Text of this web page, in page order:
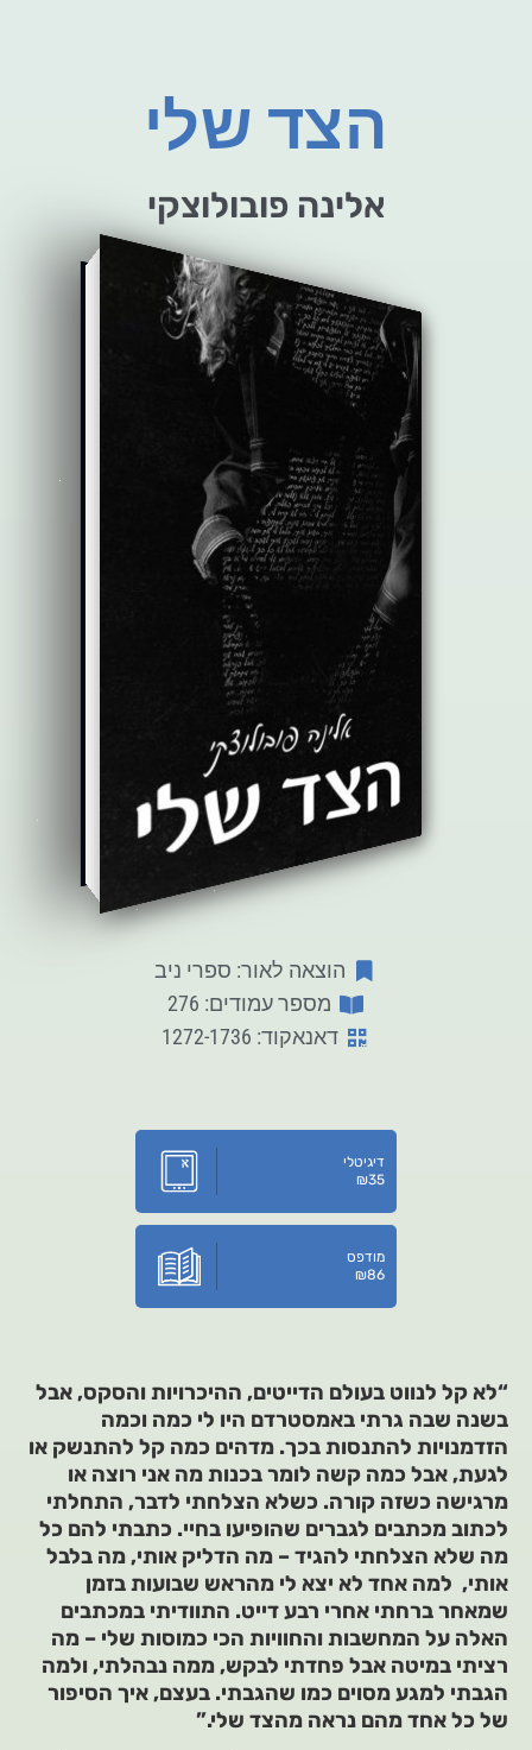
הצד שלי
אלינה פובולוצקי
הוצאה לאור: ספרי ניב
מספר עמודים: 276
דאנאקוד: 1272-1736
דיגיטלי
₪35
מודפס
₪86
“לא קל לנווט בעולם הדייטים, ההיכרויות והסקס, אבל
בשנה שבה גרתי באמסטרדם היו לי כמה וכמה
הזדמנויות להתנסות בכך. מדהים כמה קל להתנשק או
לגעת, אבל כמה קשה לומר בכנות מה אני רוצה או
מרגישה כשזה קורה. כשלא הצלחתי לדבר, התחלתי
לכתוב מכתבים לגברים שהופיעו בחיי. כתבתי להם כל
מה שלא הצלחתי להגיד – מה הדליק אותי, מה בלבל
אותי, למה אחד לא יצא לי מהראש שבועות בזמן
שמאחר ברחתי אחרי רבע דייט. התוודיתי במכתבים
האלה על המחשבות והחוויות הכי כמוסות שלי – מה
רציתי במיטה אבל פחדתי לבקש, ממה נבהלתי, ולמה
הגבתי למגע מסוים כמו שהגבתי. בעצם, איך הסיפור
של כל אחד מהם נראה מהצד שלי.”